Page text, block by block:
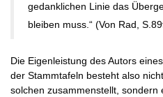
gedanklichen Linie das
bleiben muss.“ (Von Rad,
Die Eigenleistung des Autors
der Stammtafeln besteht also
solchen zusammenstellt, sondern